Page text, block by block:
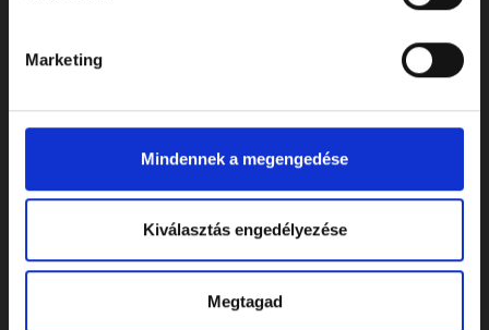
Marketing
Mindennek a megengedése
Kiválasztás engedélyezése
Megtagad
WEBSHOP
Virágok és koszorúk
Kellékek
Koporsók